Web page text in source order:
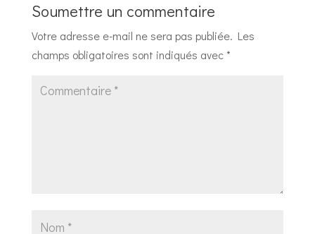
Soumettre un commentaire
Votre adresse e-mail ne sera pas publiée. Les
champs obligatoires sont indiqués avec*